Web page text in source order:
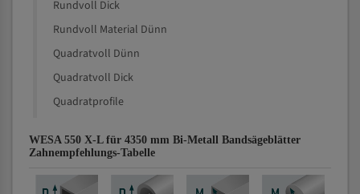
Rundvoll Dick
Rundvoll Material Dünn
Quadratvoll Dünn
Quadratvoll Dick
Quadratprofile
WESA 550 X-L für 4350 mm Bi-Metall Bandsägeblätter
Zahnempfehlungs-Tabelle